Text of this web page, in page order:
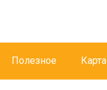
Полезное Карта